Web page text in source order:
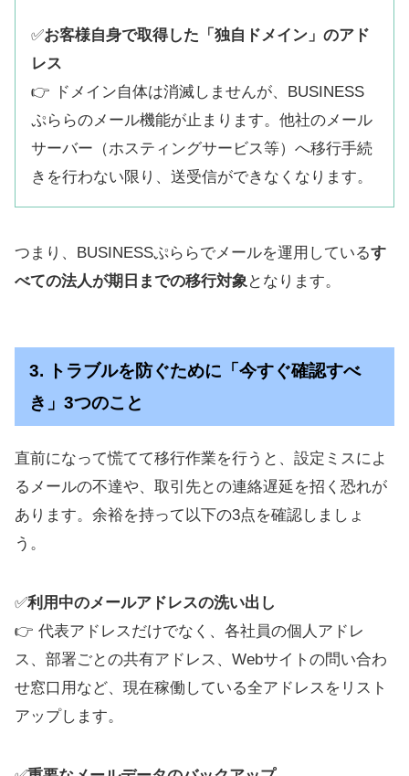
✅お客様自身で取得した「独自ドメイン」のアド
レス
👉 ドメイン自体は消滅しませんが、BUSINESS
ぷららのメール機能が止まります。他社のメール
サーバー（ホスティングサービス等）へ移行手続
きを行わない限り、送受信ができなくなります。
つまり、BUSINESSぷららでメールを運用しているす
べての法人が期日までの移行対象 となります。
3. トラブルを防ぐために「今すぐ確認すべ
き」3つのこと
直前になって慌てて移行作業を行うと、設定ミスによ
るメールの不達や、取引先との連絡遅延を招く恐れが
あります。余裕を持って以下の3点を確認しましょ
う。
✅利用中のメールアドレスの洗い出し
👉 代表アドレスだけでなく、各社員の個人アドレ
ス、部署ごとの共有アドレス、Webサイトの問い合わ
せ窓口用など、現在稼働している全アドレスをリスト
アップします。